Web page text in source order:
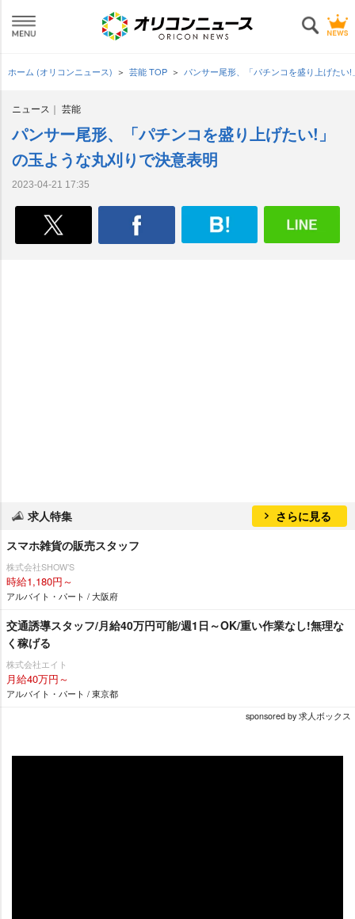
ホーム (オリコンニュース) 芸能 TOP パンサー尾形、「パチンコを盛り上げた
ニュース 芸能
パンサー尾形、「パチンコを盛り上げたい!」
の玉ような丸刈りで決意表明
2023-04-21 17:35
求人特集
さらに見る
スマホ雑貨の販売スタッフ
株式会社SHOW’S
時給1,180円～
アルバイト・パート / 大阪府
交通誘導スタッフ/月給40万円可能/週1日～OK/重い作業なし!無理な
く稼げる
株式会社エイト
月給40万円～
アルバイト・パート / 東京都
sponsored by 求人ボックス